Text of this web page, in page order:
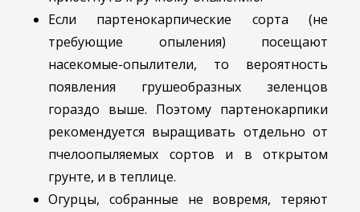
Если партенокарпические сорта (не
требующие опыления) посещают
насекомые-опылители, то вероятность
появления грушеобразных зеленцов
гораздо выше. Поэтому партенокарпики
рекомендуется выращивать отдельно от
пчелоопыляемых сортов и в открытом
грунте, и в теплице.
Огурцы, собранные не вовремя, теряют